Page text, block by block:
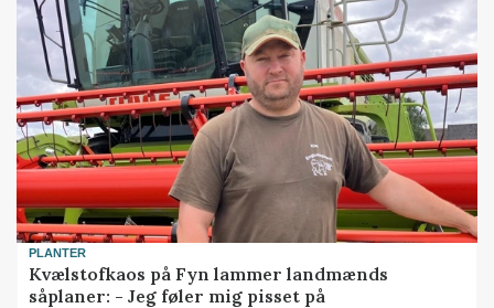
PLANTER
Kvælstofkaos på Fyn lammer landmænds
såplaner: - Jeg føler mig pisset på